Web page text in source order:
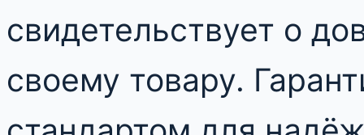
свидетельствует о
своему товару.